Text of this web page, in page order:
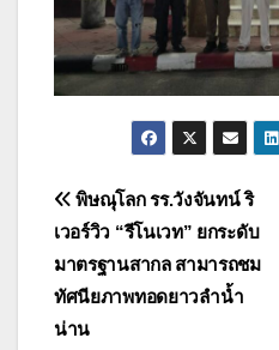
แนะแนว
เรื่อง
พิษณุโลก รร.วังจันทน์ ริ
เวอร์วิว “รีโนเวท” ยกระดับ
มาตรฐานสากล สามารถชม
ทัศนียภาพทอดยาวลำน้ำ
น่าน